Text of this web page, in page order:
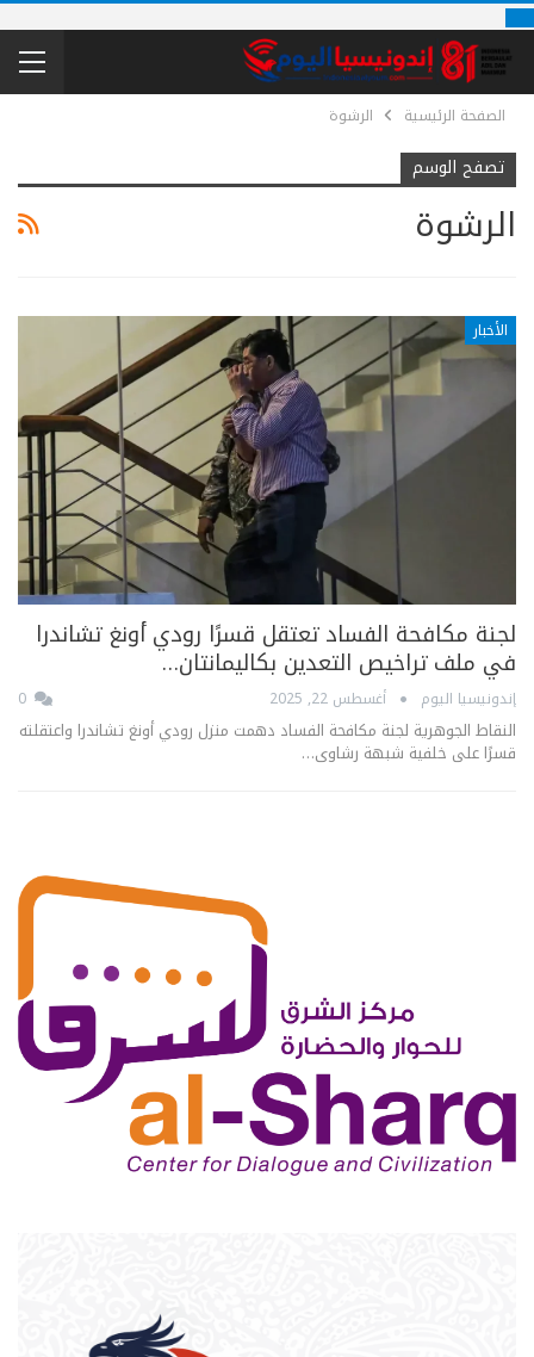
الصفحة الرئيسية الرشوة
تصفح الوسم
الرشوة
الأخبار
لجنة مكافحة الفساد تعتقل قسرًا رودي أونغ تشاندرا
في ملف تراخيص التعدين بكاليمانتان…
إندونيسيا اليوم أغسطس 22, 2025
النقاط الجوهرية لجنة مكافحة الفساد دهمت منزل رودي أونغ تشاندرا واعتقلته
قسرًا على خلفية شبهة رشاوى…